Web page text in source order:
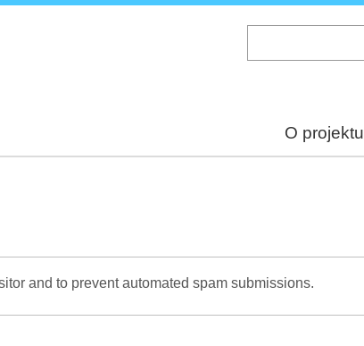
O projektu
and to prevent automated spam submissions.